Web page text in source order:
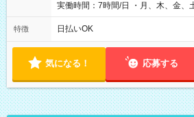
実働時間：7時間/日 ・月、木、金、
は固定休です／GW、お盆、年末年
ワンシフト！ ・残業ほぼナシ（0～
特徴 日払いOK
気になる！ 応募する